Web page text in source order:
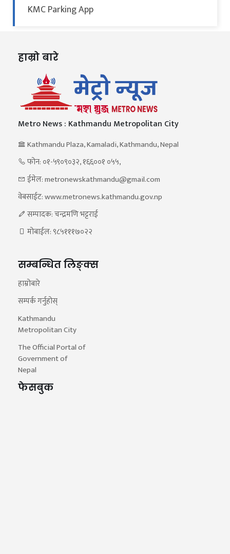
KMC Parking App
हाम्रो बारे
Metro News : Kathmandu Metropolitan City
Kathmandu Plaza, Kamaladi, Kathmandu, Nepal
फोन: ०१-५९०९०३२, १६६००१ ०५५,
ईमेल: metronewskathmandu@gmail.com
वेबसाईट: www.metronews.kathmandu.gov.np
सम्पादक: चन्द्रमणि भट्टराई
मोबाईल: ९८५१११७०२२
सम्बन्धित लिङ्क्स
हाम्रोबारे
सम्पर्क गर्नुहोस्
Kathmandu
Metropolitan City
The Official Portal of
Government of
Nepal
फेसबुक